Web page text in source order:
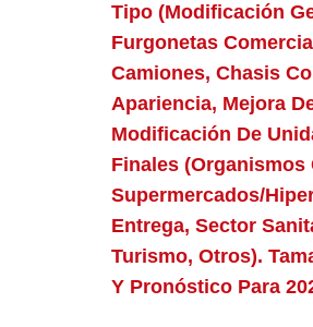
Tipo (modificación
Furgonetas
Camiones, Chasis
Apariencia, Mejora
Modificación De
Finales (organismos
Supermercados/
Entrega, Sector
Turismo, Otros).
Y Pronóstico Para